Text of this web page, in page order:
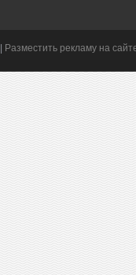
Разместить рекламу на